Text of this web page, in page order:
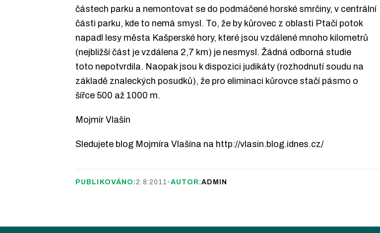
částech parku a nemontovat se do podmáčené horské smrčiny, v centrální
části parku, kde to nemá smysl. To, že by kůrovec z oblasti Ptačí potok
napadl lesy města Kašperské hory, které jsou vzdálené mnoho kilometrů
(nejbližší část je vzdálena 2,7 km) je nesmysl. Žádná odborná studie
toto nepotvrdila. Naopak jsou k dispozici judikáty (rozhodnutí soudu na
základě znaleckých posudků), že pro eliminaci kůrovce stačí pásmo o
šířce 500 až 1000 m.
Mojmír Vlašín
Sledujete blog Mojmíra Vlašína na http://vlasin.blog.idnes.cz/
PUBLIKOVÁNO:2.8.2011 • AUTOR:ADMIN